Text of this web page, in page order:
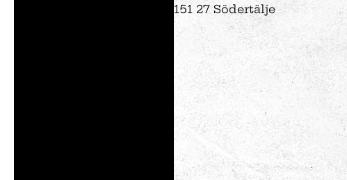
151 27 Södertälje